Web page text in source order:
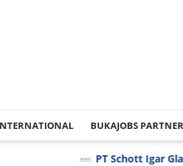
BUKAJOBS
PT Schott Igar Glass